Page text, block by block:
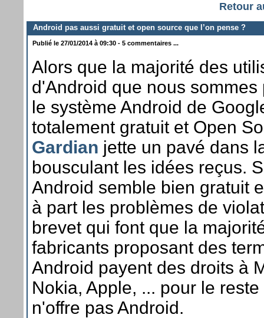
Retour
Android pas aussi gratuit et open source que l’on pense ?
Publié le 27/01/2014 à 09:30 - 5 commentaires ...
Alors que la majorité des
d'Android que nous sommes
le système Android de
totalement gratuit et Open
Gardian jette un pavé dans
bousculant les idées reçus.
Android semble bien gratuit
à part les problèmes de
brevet qui font que la
fabricants proposant des
Android payent des droits à
Nokia, Apple, ... pour le
n'offre pas Android.